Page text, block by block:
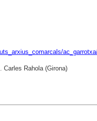
Carles Rahola (Girona)